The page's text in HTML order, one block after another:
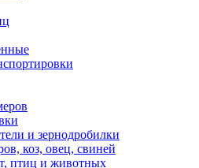
и зернодробилки
коз, овец, свиней
птиц и животных